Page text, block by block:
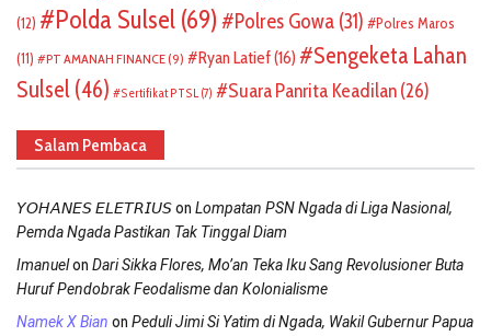
(12)
Polda Sulsel (69) Polres Gowa (31)
Polres Maros
(11)
PT AMANAH FINANCE(9) Ryan Latief(16)
Sengeketa Lahan
Sulsel (46) Sertifikat PTSL (7) Suara Panrita Keadilan(26)
Salam Pembaca
𝘠𝘖𝘏𝘈𝘕𝘌𝘚 𝘌𝘓𝘌𝘛𝘙𝘐𝘜𝘚on Lompatan PSN Ngada di Liga Nasional,
Pemda Ngada Pastikan Tak Tinggal Diam
Imanuelon Dari Sikka Flores, Mo’an Teka Iku Sang Revolusioner Buta
Huruf Pendobrak Feodalisme dan Kolonialisme
Namek X Bian on Peduli Jimi Si Yatim di Ngada, Wakil Gubernur Papua